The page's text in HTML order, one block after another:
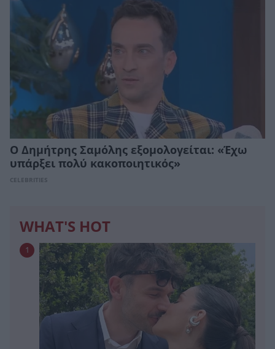
Ο Δημήτρης Σαμόλης εξομολογείται: «Έχω
υπάρξει πολύ κακοποιητικός»
CELEBRITIES
WHAT'S HOT
1